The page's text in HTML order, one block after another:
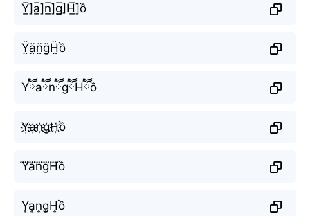
Y̲̅]a̲̅]n̲̅]g̲̅]H̲̅]ồ
Ÿ̤ä̤n̤̈g̤̈Ḧ̤ồ
YཽaཽnཽgཽHཽồ
Y҉a҉n҉g҉H҉ồ
Y⃜a⃜n⃜g⃜H⃜ồ
Y͎a͎n͎g͎H͎ồ